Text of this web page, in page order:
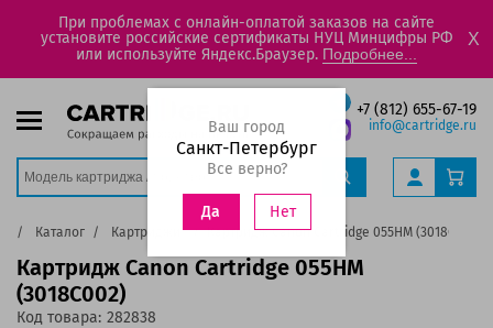
При проблемах с онлайн-оплатой заказов на сайте
установите российские сертификаты НУЦ Минцифры РФ
или используйте Яндекс.Браузер. Подробнее...
X
+7 (812) 655-67-19
info@cartridge.ru
Ваш город
Санкт-Петербург
Все верно?
Да Нет
Каталог Картриджи Картридж Canon Cartridge 055HM (3018C002)
Картридж Canon Cartridge 055HM
(3018C002)
Код товара: 282838